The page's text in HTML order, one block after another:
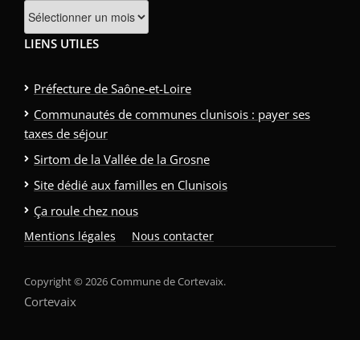
Archives
LIENS UTILES
Préfecture de Saône-et-Loire
Communautés de communes clunisois : payer ses
taxes de séjour
Sirtom de la Vallée de la Grosne
Site dédié aux familles en Clunisois
Ça roule chez nous
Mentions légales Nous contacter
Copyright © 2026 Commune de Cortevaix.
Cortevaix